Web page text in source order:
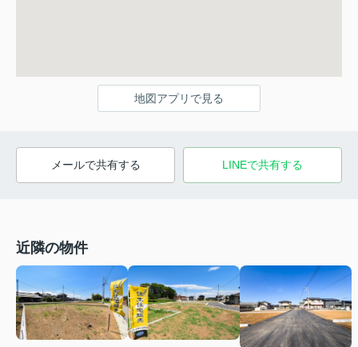
地図アプリで見る
メールで共有する LINEで共有する
近隣の物件